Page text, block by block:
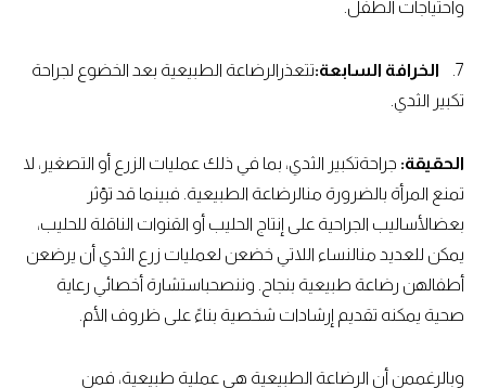
واحتياجات الطفل.
7. الخرافة السابعة:تتعذرالرضاعة الطبيعية بعد الخضوع لجراحة
تكبير الثدي.
الحقيقة: جراحةتكبير الثدي، بما في ذلك عمليات الزرع أو التصغير، لا
تمنع المرأة بالضرورة منالرضاعة الطبيعية. فبينما قد تؤثر
بعضالأساليب الجراحية على إنتاج الحليب أو القنوات الناقلة للحليب،
يمكن للعديد منالنساء اللاتي خضعن لعمليات زرع الثدي أن يرضعن
أطفالهن رضاعة طبيعية بنجاح. وننصحباستشارة أخصائي رعاية
صحية يمكنه تقديم إرشادات شخصية بناءً على ظروف الأم.
وبالرغممن أن الرضاعة الطبيعية هي عملية طبيعية، فمن